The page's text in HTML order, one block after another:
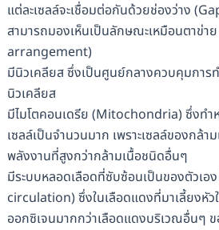
แต่ละเซลล์จะเชื่อมต่อกันด้วยช่องว่าง
สามารถมองเห็นเป็นลักษณะเหมือนตาข่า
arrangement)
มีนิวเคลียส ซึ่งเป็นศูนย์กลางควบคุมการ
นิวเคลียส
มีไมโตคอนเดรีย (Mitochondria) ซึ่งท
เซลล์เป็นจำนวนมาก เพราะเซลล์ของกล้า
พลังงานที่สูงกว่ากล้ามเนื้อชนิดอื่นๆ
มีระบบหลอดเลือดที่ซับซ้อนเป็นของตัวเอ
circulation) ซึ่งในเลือดแดงที่มาเลี้ยงหั
ออกซิเจนมากกว่าเลือดแดงบริเวณอื่นๆ